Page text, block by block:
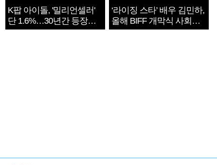
K팝 아이돌, '밀리언셀러'
단 1.6%…30년간 등장
1182개팀 전수조사
‘라이징 스타’ 배우 김민하,
올해 BIFF 개막식 사회자
확정